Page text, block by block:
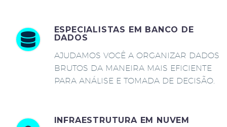
ESPECIALISTAS EM BANCO DE
DADOS
AJUDAMOS VOCÊ A ORGANIZAR DADOS
BRUTOS DA MANEIRA MAIS EFICIENTE
PARA ANÁLISE E TOMADA DE DECISÃO.
INFRAESTRUTURA EM NUVEM